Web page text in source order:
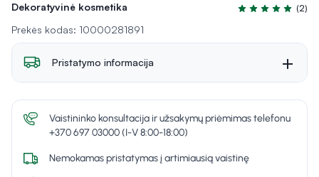
Dekoratyvinė kosmetika
Įvertinimas 5.0
(2)
Prekės kodas: 10000281891
Pristatymo informacija
Vaistininko konsultacija ir užsakymų priėmimas telefonu
+370 697 03000 (I-V 8:00-18:00)
Nemokamas pristatymas į artimiausią vaistinę